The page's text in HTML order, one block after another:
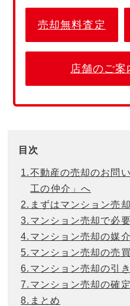
売却無料査定
店舗のご案
目次
1.不動産の売却のお問
工の仲介」へ
2. まずはマンション売
3. マンション売却で必
4. マンション売却の媒
5. マンション売却の売
6. マンション売却の引
7. マンション売却の確
8. まとめ